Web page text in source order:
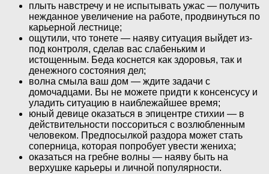
плыть навстречу и не испытывать ужас — получить
нежданное увеличение на работе, продвинуться по
карьерной лестнице;
ощутили, что тонете — наяву ситуация выйдет из-
под контроля, сделав вас слабеньким и
истощенным. Беда коснется как здоровья, так и
денежного состояния дел;
волна смыла ваш дом — ждите задачи с
домочадцами. Вы не можете придти к консенсусу и
уладить ситуацию в наиблежайшее время;
юный девице оказаться в эпицентре стихии — в
действительности поссориться с возлюбленным
человеком. Предпосылкой раздора может стать
соперница, которая попробует увести жениха;
оказаться на гребне волны — наяву быть на
верхушке карьеры и личной популярности.